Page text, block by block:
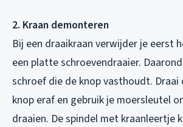
2. Kraan demonteren
Bij een draaikraan verwijder je eerst
een platte schroevendraaier.
schroef die de knop vasthoudt. Draai
knop eraf en gebruik je moersleutel
draaien. De spindel met kraanleertje